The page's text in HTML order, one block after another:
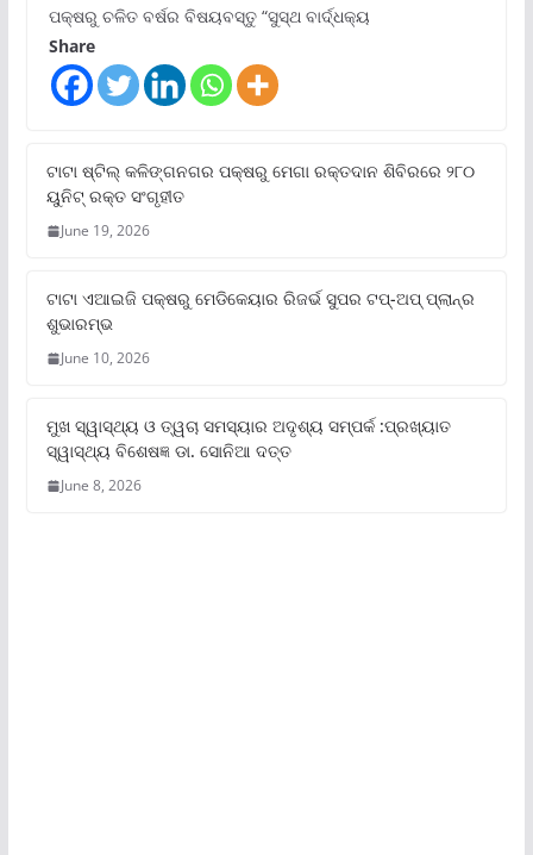
ପକ୍ଷରୁ ଚଳିତ ବର୍ଷର ବିଷୟବସ୍ତୁ “ସୁସ୍ଥ ବାର୍ଦ୍ଧକ୍ୟ
Share
ଟାଟା ଷ୍ଟିଲ୍‌ କଳିଙ୍ଗନଗର ପକ୍ଷରୁ ମେଗା ରକ୍ତଦାନ ଶିବିରରେ ୨୮୦
ୟୁନିଟ୍‌ ରକ୍ତ ସଂଗୃହୀତ
June 19, 2026
ଟାଟା ଏଆଇଜି ପକ୍ଷରୁ ମେଡିକେୟାର ରିଜର୍ଭ ସୁପର ଟପ୍‌-ଅପ୍ ପ୍ଲାନ୍‌ର
ଶୁଭାରମ୍ଭ
June 10, 2026
ମୁଖ ସ୍ୱାସ୍ଥ୍ୟ ଓ ତ୍ୱଚା ସମସ୍ୟାର ଅଦୃଶ୍ୟ ସମ୍ପର୍କ :ପ୍ରଖ୍ୟାତ
ସ୍ୱାସ୍ଥ୍ୟ ବିଶେଷଜ୍ଞ ଡା. ସୋନିଆ ଦତ୍ତ
June 8, 2026